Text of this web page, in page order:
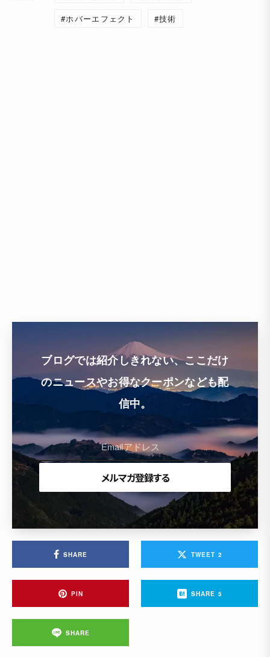
ホバーエフェクト 技術
ブログでは紹介しきれない、ここだけ
のニュースやお得なクーポンなども配
信中。
SHARE TWEET 2
PIN SHARE 5
SHARE